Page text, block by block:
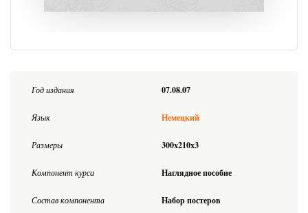
Год издания 07.08.07
Язык Немецкий
Размеры 300x210x3
Компонент курса Наглядное пособие
Состав компонента Набор постеров